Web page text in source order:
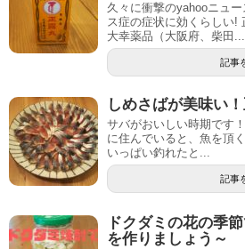
久々に衝撃のyahooニュ
ス症の症状に効くらしい!
大幸薬品（大阪府、柴田...
記事
しめさばが美味い
サバがおいしい時期です
に住んでいると、魚を頂
いっぱい釣れたと...
記事
ドクダミの花の季
を作りましょう～